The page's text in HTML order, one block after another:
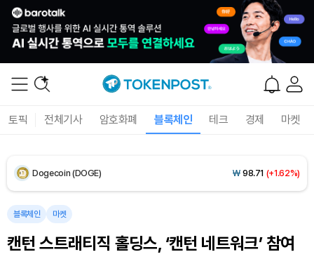
토픽 전체기사 암호화폐 블록체인 테크 경제 마켓
XRP (XRP) ₩1,459(+1.63%)
Solana (SOL) ₩105,125(+2.87%)
Dogecoin (DOGE) ₩ 98.71 (+1.62%)
Bitcoin (BTC)
블록체인 마켓
캔턴 스트래티직 홀딩스, ‘캔턴 네트워크’ 참여